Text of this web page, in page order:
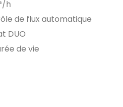
h
de flux automatique
DUO
de vie